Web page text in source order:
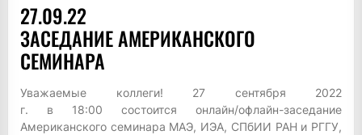
27.09.22
ЗАСЕДАНИЕ АМЕРИКАНСКОГО
СЕМИНАРА
Уважаемые коллеги! 27 сентября 2022
г. в 18:00 состоится онлайн/офлайн-заседание
Американского семинара МАЭ, ИЭА, СПбИИ РАН и РГГУ,